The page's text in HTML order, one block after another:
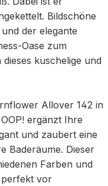
Bildschöne
der elegante
Oase zum
kuschelige und
Allover 142 in
ergänzt Ihre
und zaubert eine
Baderäume. Dieser
Farben und
perfekt vor